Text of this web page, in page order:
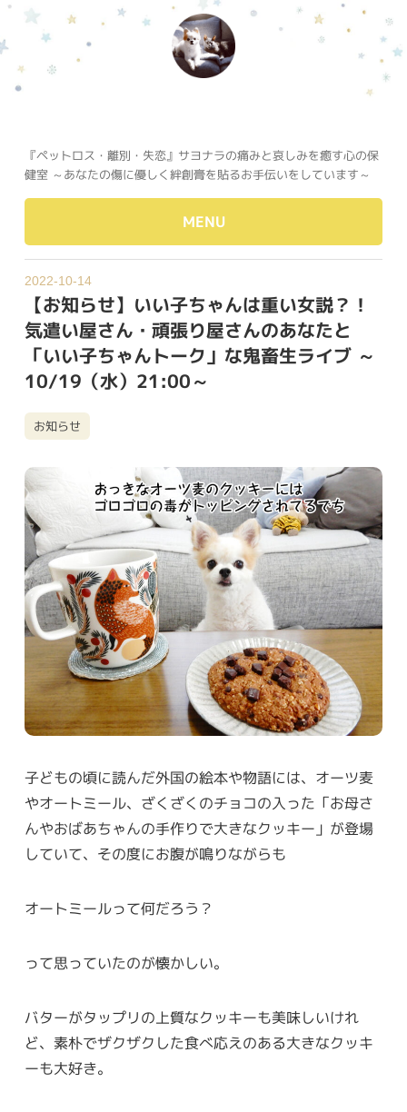
『ペットロス・離別・失恋』サヨナラの痛みと哀しみを癒す心の保
健室 ～あなたの傷に優しく絆創膏を貼るお手伝いをしています～
MENU
2022-10-14
【お知らせ】いい子ちゃんは重い女説？！
気遣い屋さん・頑張り屋さんのあなたと
「いい子ちゃんトーク」な鬼畜生ライブ ～
10/19（水）21:00～
お知らせ
子どもの頃に読んだ外国の絵本や物語には、オーツ麦
やオートミール、ざくざくのチョコの入った「お母さ
んやおばあちゃんの手作りで大きなクッキー」が登場
していて、その度にお腹が鳴りながらも
オートミールって何だろう？
って思っていたのが懐かしい。
バターがタップリの上質なクッキーも美味しいけれ
ど、素朴でザクザクした食べ応えのある大きなクッキ
ーも大好き。